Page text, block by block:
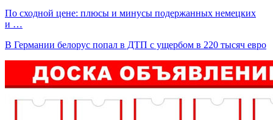
По сходной цене: плюсы и минусы подержанных немецких
и …
В Германии белорус попал в ДТП с ущербом в 220 тысяч евро